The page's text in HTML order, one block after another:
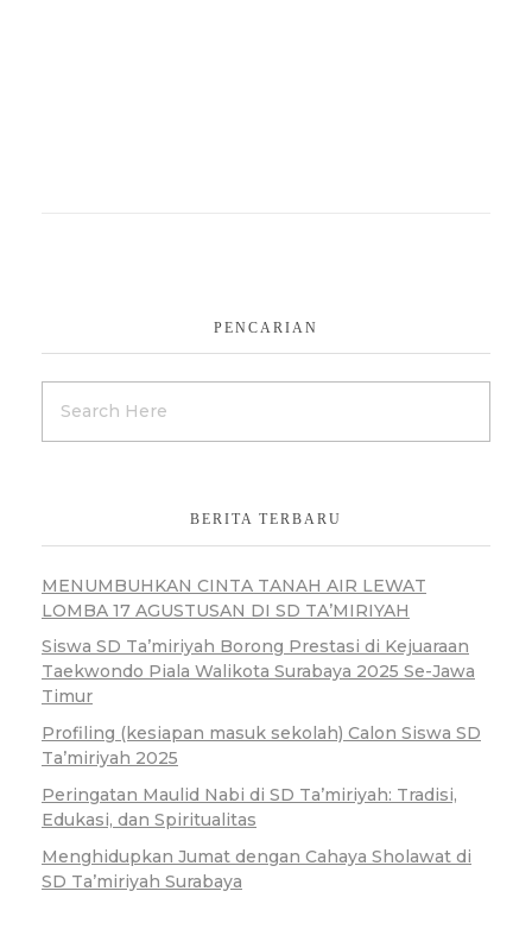
PENCARIAN
BERITA TERBARU
MENUMBUHKAN CINTA TANAH AIR LEWAT
LOMBA 17 AGUSTUSAN DI SD TA’MIRIYAH
Siswa SD Ta’miriyah Borong Prestasi di Kejuaraan
Taekwondo Piala Walikota Surabaya 2025 Se-Jawa
Timur
Profiling (kesiapan masuk sekolah) Calon Siswa SD
Ta’miriyah 2025
Peringatan Maulid Nabi di SD Ta’miriyah: Tradisi,
Edukasi, dan Spiritualitas
Menghidupkan Jumat dengan Cahaya Sholawat di
SD Ta’miriyah Surabaya